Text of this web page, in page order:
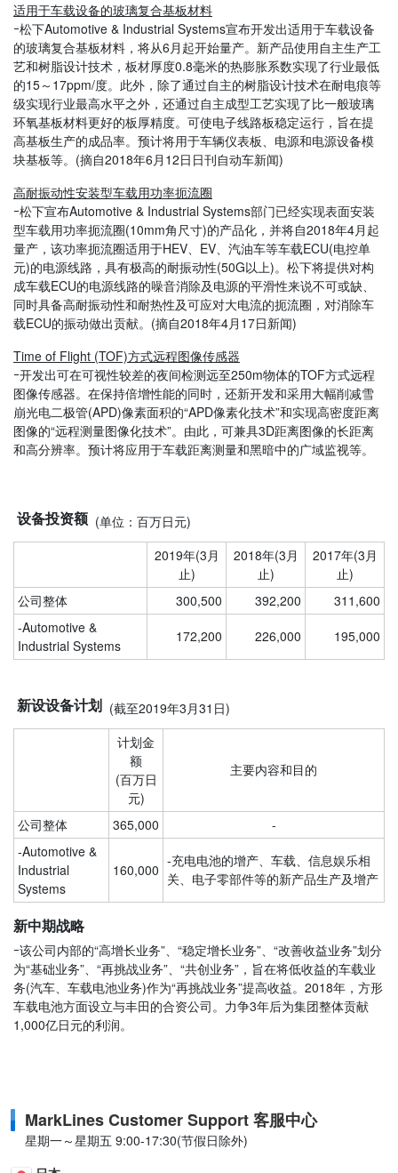
适用于车载设备的玻璃复合基板材料
ｰ松下Automotive & Industrial Systems宣布开发出适用于车载设备
的玻璃复合基板材料，将从6月起开始量产。新产品使用自主生产工
艺和树脂设计技术，板材厚度0.8毫米的热膨胀系数实现了行业最低
的15～17ppm/度。此外，除了通过自主的树脂设计技术在耐电痕等
级实现行业最高水平之外，还通过自主成型工艺实现了比一般玻璃
环氧基板材料更好的板厚精度。可使电子线路板稳定运行，旨在提
高基板生产的成品率。预计将用于车辆仪表板、电源和电源设备模
块基板等。(摘自2018年6月12日日刊自动车新闻)
高耐振动性安装型车载用功率扼流圈
ｰ松下宣布Automotive & Industrial Systems部门已经实现表面安装
型车载用功率扼流圈(10mm角尺寸)的产品化，并将自2018年4月起
量产，该功率扼流圈适用于HEV、EV、汽油车等车载ECU(电控单
元)的电源线路，具有极高的耐振动性(50G以上)。松下将提供对构
成车载ECU的电源线路的噪音消除及电源的平滑性来说不可或缺、
同时具备高耐振动性和耐热性及可应对大电流的扼流圈，对消除车
载ECU的振动做出贡献。(摘自2018年4月17日新闻)
Time of Flight (TOF)方式远程图像传感器
ｰ开发出可在可视性较差的夜间检测远至250m物体的TOF方式远程
图像传感器。在保持倍增性能的同时，还新开发和采用大幅削减雪
崩光电二极管(APD)像素面积的“APD像素化技术”和实现高密度距离
图像的“远程测量图像化技术”。由此，可兼具3D距离图像的长距离
和高分辨率。预计将应用于车载距离测量和黑暗中的广域监视等。
设备投资额 (单位：百万日元)
2019年(3月
止)
2018年(3月
止)
2017年(3月
止)
公司整体
300,500 392,200
311,600
-Automotive &
Industrial Systems
172,200 226,000 195,000
新设设备计划 (截至2019年3月31日)
计划金
额
(百万日
元)
主要内容和目的
公司整体 365,000
-
-Automotive &
Industrial
Systems
160,000
-充电电池的增产、车载、信息娱乐相
关、电子零部件等的新产品生产及增产
新中期战略
ｰ该公司内部的“高增长业务”、“稳定增长业务”、“改善收益业务”划分
为“基础业务”、“再挑战业务”、“共创业务”，旨在将低收益的车载业
务(汽车、车载电池业务)作为“再挑战业务”提高收益。2018年，方形
车载电池方面设立与丰田的合资公司。力争3年后为集团整体贡献
1,000亿日元的利润。
MarkLines Customer Support 客服中心
星期一～星期五 9:00-17:30(节假日除外)